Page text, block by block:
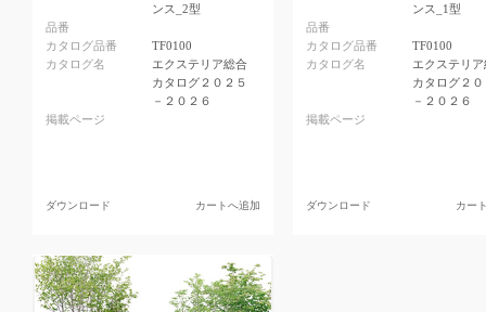
ンス_2型
品番
カタログ品番
TF0100
カタログ名
エクステリア総合
カタログ２０２５
－２０２６
掲載ページ
ダウンロード カートへ追加
ンス_1型
品番
カタログ品番
TF0100
カタログ名
エクステリ
カタログ２
－２０２６
掲載ページ
ダウンロード カー